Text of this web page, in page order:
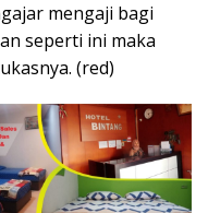
mengaji bagi
seperti ini maka
(red)